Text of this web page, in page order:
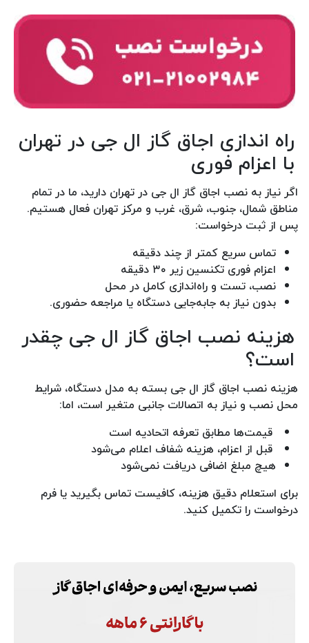
راه اندازی اجاق گاز ال جی در تهران
با اعزام فوری
اگر نیاز به نصب اجاق گاز ال جی در تهران دارید، ما در تمام
مناطق شمال، جنوب، شرق، غرب و مرکز تهران فعال هستیم.
پس از ثبت درخواست:
تماس سریع کمتر از چند دقیقه
اعزام فوری تکنسین زیر ۳۰ دقیقه
نصب، تست و راه‌اندازی کامل در محل
بدون نیاز به جابه‌جایی دستگاه یا مراجعه حضوری.
هزینه نصب اجاق گاز ال جی چقدر
است؟
هزینه نصب اجاق گاز ال جی بسته به مدل دستگاه، شرایط
محل نصب و نیاز به اتصالات جانبی متغیر است، اما:
قیمت‌ها مطابق تعرفه اتحادیه است
قبل از اعزام، هزینه شفاف اعلام می‌شود
هیچ مبلغ اضافی دریافت نمی‌شود
برای استعلام دقیق هزینه، کافیست تماس بگیرید یا فرم
درخواست را تکمیل کنید.